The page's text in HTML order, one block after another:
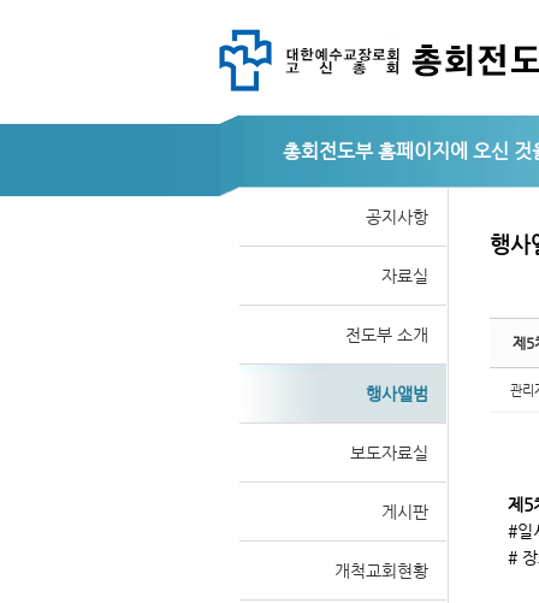
총회전도부
공지사항
자료실
전도부 소개
행사앨범
보도자료실
게시판
개척교회현황
행사
제5
관리
제5
#일
#
스케치북5
스케치북5